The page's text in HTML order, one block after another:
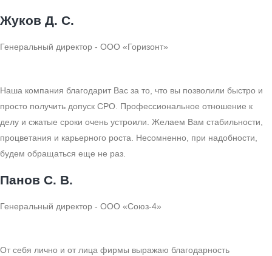
Жуков Д. С.
Генеральный директор - ООО «Горизонт»
Наша компания благодарит Вас за то, что вы позволили быстро и
просто получить допуск СРО. Профессиональное отношение к
делу и сжатые сроки очень устроили. Желаем Вам стабильности,
процветания и карьерного роста. Несомненно, при надобности,
будем обращаться еще не раз.
Панов С. В.
Генеральный директор - ООО «Союз-4»
От себя лично и от лица фирмы выражаю благодарность